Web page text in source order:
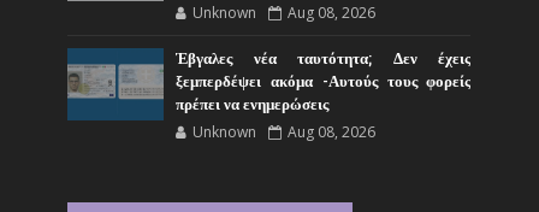
Unknown Aug 08, 2026
Έβγαλες νέα ταυτότητα; Δεν έχεις
ξεμπερδέψει ακόμα -Αυτούς τους φορείς
πρέπει να ενημερώσεις
Unknown Aug 08, 2026